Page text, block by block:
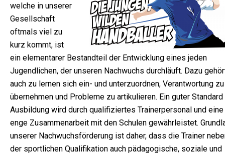
welche in unserer
Gesellschaft
oftmals viel zu
kurz kommt, ist
ein elementarer Bestandteil der Entwicklung eines jeden
Jugendlichen, der unseren Nachwuchs durchläuft. Dazu
auch zu lernen sich ein- und unterzuordnen, Verantwortung zu
übernehmen und Probleme zu artikulieren. Ein guter Standard
Ausbildung wird durch qualifiziertes Trainerpersonal und eine
enge Zusammenarbeit mit den Schulen gewährleistet.
unserer Nachwuchsförderung ist daher, dass die Trainer
der sportlichen Qualifikation auch pädagogische, soziale und